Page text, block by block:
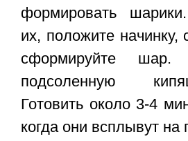
формировать
их, положите начинку,
сформируйте шар.
подсоленную
Готовить около 3-4
когда они всплывут на